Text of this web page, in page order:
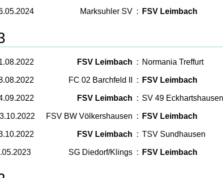
Marksuhler SV : FSV Leimbach
FSV Leimbach : Normania Treffurt
FC 02 Barchfeld II : FSV Leimbach
FSV Leimbach : SV 49 Eckhartshausen
FSV BW Völkershausen : FSV Leimbach
FSV Leimbach : TSV Sundhausen
SG Diedorf/Klings : FSV Leimbach